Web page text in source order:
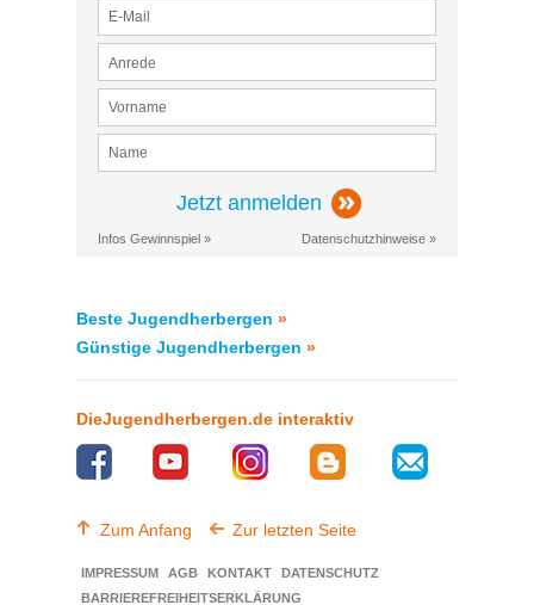
Jetzt anmelden
Infos Gewinnspiel » Datenschutzhinweise »
Beste Jugendherbergen »
Günstige Jugendherbergen »
DieJugendherbergen.de interaktiv
Zum Anfang Zur letzten Seite
IMPRESSUM AGB KONTAKT
DATENSCHUTZ
BARRIEREFREIHEITSERKLÄRUNG